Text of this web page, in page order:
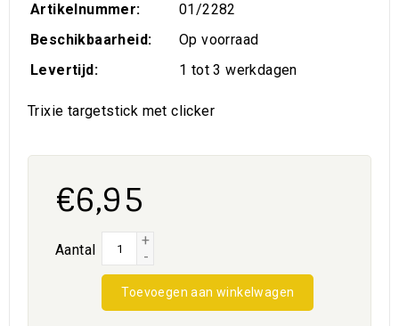
Artikelnummer:
01/2282
Beschikbaarheid:
Op voorraad
Levertijd:
1 tot 3 werkdagen
Trixie targetstick met clicker
€6,95
Aantal
+
-
Toevoegen aan winkelwagen